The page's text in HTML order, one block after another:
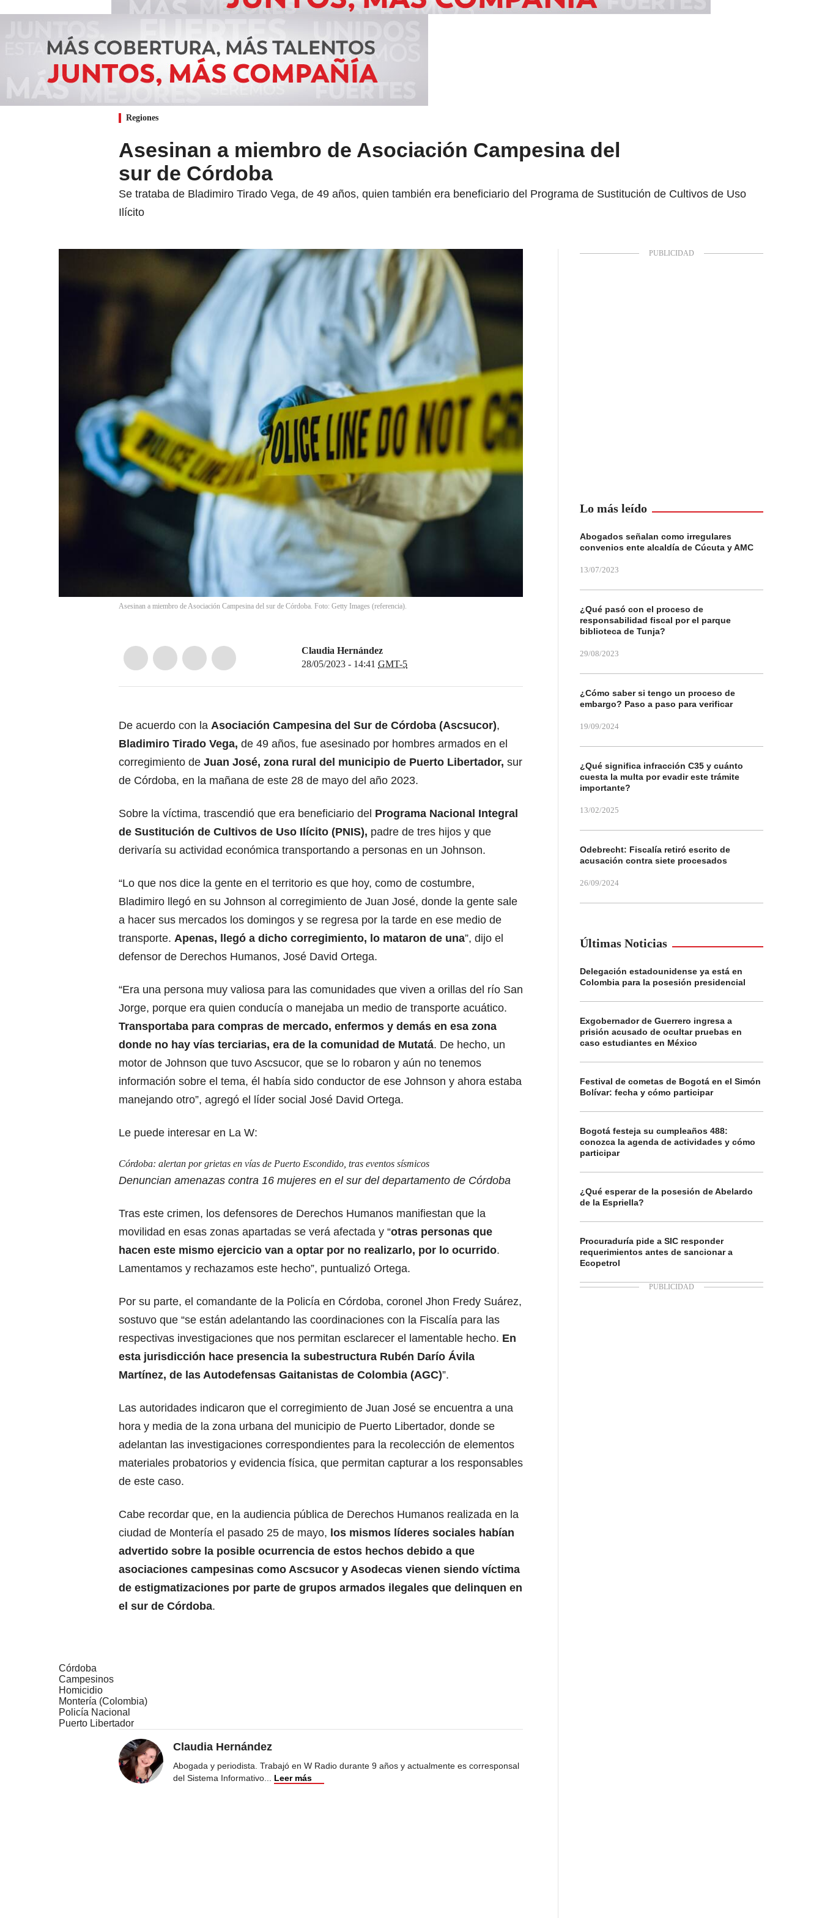
Regiones
Asesinan a miembro de Asociación Campesina del
sur de Córdoba
Se trataba de Bladimiro Tirado Vega, de 49 años, quien también era beneficiario del Programa de Sustitución de Cultivos de Uso
Ilícito
Asesinan a miembro de Asociación Campesina del sur de Córdoba. Foto: Getty Images (referencia).
Claudia Hernández
28/05/2023 - 14:41 GMT-5
De acuerdo con la Asociación Campesina del Sur de Córdoba (Ascsucor),
Bladimiro Tirado Vega, de 49 años, fue asesinado por hombres armados en el
corregimiento de Juan José, zona rural del municipio de Puerto Libertador, sur
de Córdoba, en la mañana de este 28 de mayo del año 2023.
Sobre la víctima, trascendió que era beneficiario del Programa Nacional Integral
de Sustitución de Cultivos de Uso Ilícito (PNIS), padre de tres hijos y que
derivaría su actividad económica transportando a personas en un Johnson.
“Lo que nos dice la gente en el territorio es que hoy, como de costumbre,
Bladimiro llegó en su Johnson al corregimiento de Juan José, donde la gente sale
a hacer sus mercados los domingos y se regresa por la tarde en ese medio de
transporte. Apenas, llegó a dicho corregimiento, lo mataron de una”, dijo el
defensor de Derechos Humanos, José David Ortega.
“Era una persona muy valiosa para las comunidades que viven a orillas del río San
Jorge, porque era quien conducía o manejaba un medio de transporte acuático.
Transportaba para compras de mercado, enfermos y demás en esa zona
donde no hay vías terciarias, era de la comunidad de Mutatá. De hecho, un
motor de Johnson que tuvo Ascsucor, que se lo robaron y aún no tenemos
información sobre el tema, él había sido conductor de ese Johnson y ahora estaba
manejando otro”, agregó el líder social José David Ortega.
Le puede interesar en La W:
Córdoba: alertan por grietas en vías de Puerto Escondido, tras eventos sísmicos
Denuncian amenazas contra 16 mujeres en el sur del departamento de Córdoba
Tras este crimen, los defensores de Derechos Humanos manifiestan que la
movilidad en esas zonas apartadas se verá afectada y “otras personas que
hacen este mismo ejercicio van a optar por no realizarlo, por lo ocurrido.
Lamentamos y rechazamos este hecho”, puntualizó Ortega.
Por su parte, el comandante de la Policía en Córdoba, coronel Jhon Fredy Suárez,
sostuvo que “se están adelantando las coordinaciones con la Fiscalía para las
respectivas investigaciones que nos permitan esclarecer el lamentable hecho. En
esta jurisdicción hace presencia la subestructura Rubén Darío Ávila
Martínez, de las Autodefensas Gaitanistas de Colombia (AGC)”.
Las autoridades indicaron que el corregimiento de Juan José se encuentra a una
hora y media de la zona urbana del municipio de Puerto Libertador, donde se
adelantan las investigaciones correspondientes para la recolección de elementos
materiales probatorios y evidencia física, que permitan capturar a los responsables
de este caso.
Cabe recordar que, en la audiencia pública de Derechos Humanos realizada en la
ciudad de Montería el pasado 25 de mayo, los mismos líderes sociales habían
advertido sobre la posible ocurrencia de estos hechos debido a que
asociaciones campesinas como Ascsucor y Asodecas vienen siendo víctima
de estigmatizaciones por parte de grupos armados ilegales que delinquen en
el sur de Córdoba.
Córdoba
Campesinos
Homicidio
Montería (Colombia)
Policía Nacional
Puerto Libertador
Claudia Hernández
Abogada y periodista. Trabajó en W Radio durante 9 años y actualmente es corresponsal
del Sistema Informativo... Leer más
Lo más leído
Abogados señalan como irregulares
convenios ente alcaldía de Cúcuta y AMC
13/07/2023
¿Qué pasó con el proceso de
responsabilidad fiscal por el parque
biblioteca de Tunja?
29/08/2023
¿Cómo saber si tengo un proceso de
embargo? Paso a paso para verificar
19/09/2024
¿Qué significa infracción C35 y cuánto
cuesta la multa por evadir este trámite
importante?
13/02/2025
Odebrecht: Fiscalía retiró escrito de
acusación contra siete procesados
26/09/2024
Últimas Noticias
Delegación estadounidense ya está en
Colombia para la posesión presidencial
Exgobernador de Guerrero ingresa a
prisión acusado de ocultar pruebas en
caso estudiantes en México
Festival de cometas de Bogotá en el Simón
Bolívar: fecha y cómo participar
Bogotá festeja su cumpleaños 488:
conozca la agenda de actividades y cómo
participar
¿Qué esperar de la posesión de Abelardo
de la Espriella?
Procuraduría pide a SIC responder
requerimientos antes de sancionar a
Ecopetrol